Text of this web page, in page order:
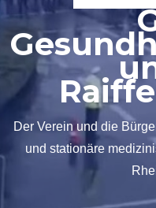
Der Verein und die
und stationäre